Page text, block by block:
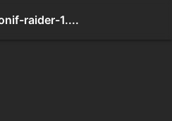
raider-1....